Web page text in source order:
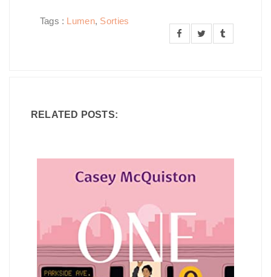
Tags : Lumen, Sorties
RELATED POSTS: